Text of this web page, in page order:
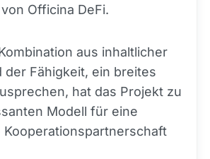
Officina DeFi.
aus inhaltlicher
der Fähigkeit, ein breites
hat das Projekt zu
Modell für eine
Kooperationspartnerschaft